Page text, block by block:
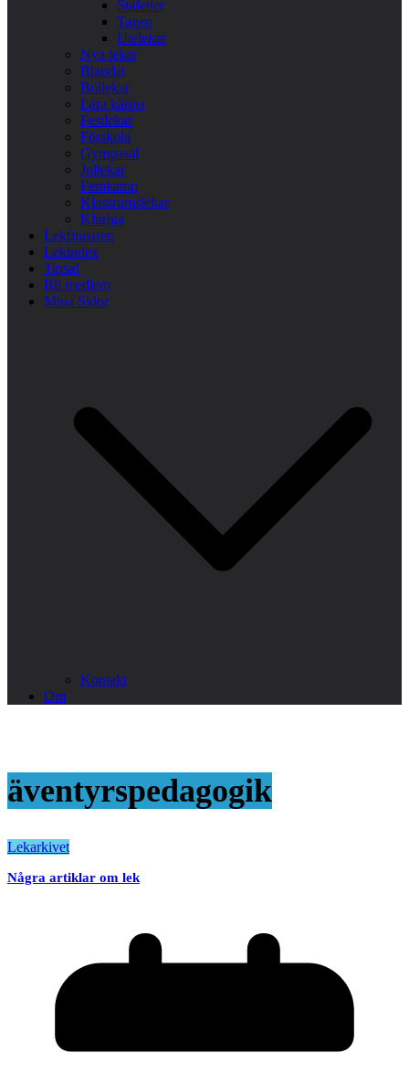
Stafetter
Tagen
Utelekar
Nya lekar
Blandat
Bollekar
Lära känna
Festlekar
Förskola
Gympasal
Jullekar
Femkamp
Klassrumslekar
Kluriga
Lekfinnaren
Lekindex
Tipsa!
Bli medlem
Mina Sidor
Kontakt
Om
äventyrspedagogik
Lekarkivet
Några artiklar om lek